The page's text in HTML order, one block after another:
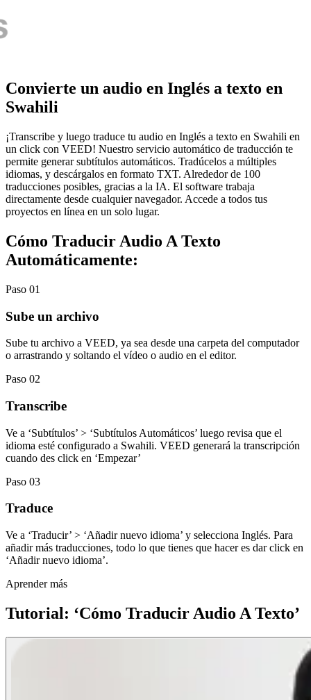
Convierte un audio en Inglés a texto en
Swahili
¡Transcribe y luego traduce tu audio en Inglés a texto en Swahili en
un click con VEED! Nuestro servicio automático de traducción te
permite generar subtítulos automáticos. Tradúcelos a múltiples
idiomas, y descárgalos en formato TXT. Alrededor de 100
traducciones posibles, gracias a la IA. El software trabaja
directamente desde cualquier navegador. Accede a todos tus
proyectos en línea en un solo lugar.
Cómo Traducir Audio A Texto
Automáticamente:
Paso 01
Sube un archivo
Sube tu archivo a VEED, ya sea desde una carpeta del computador
o arrastrando y soltando el vídeo o audio en el editor.
Paso 02
Transcribe
Ve a ‘Subtítulos’ > ‘Subtítulos Automáticos’ luego revisa que el
idioma esté configurado a Swahili. VEED generará la transcripción
cuando des click en ‘Empezar’
Paso 03
Traduce
Ve a ‘Traducir’ > ‘Añadir nuevo idioma’ y selecciona Inglés. Para
añadir más traducciones, todo lo que tienes que hacer es dar click en
‘Añadir nuevo idioma’.
Aprender más
Tutorial: ‘Cómo Traducir Audio A Texto’